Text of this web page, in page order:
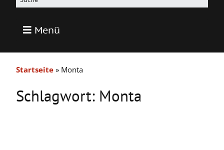
Menü
Startseite » Monta
Schlagwort: Monta